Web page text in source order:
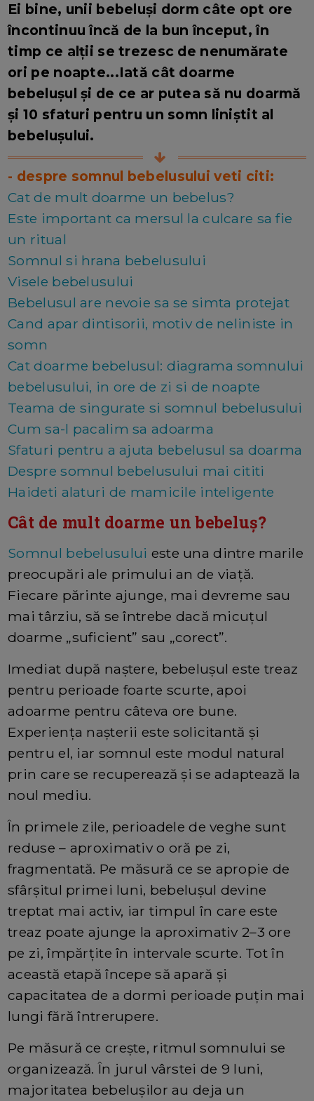
Ei bine, unii bebeluși dorm câte opt ore
încontinuu încă de la bun început, în
timp ce alții se trezesc de nenumărate
ori pe noapte...Iată cât doarme
bebelușul și de ce ar putea să nu doarmă
și 10 sfaturi pentru un somn liniștit al
bebelușului.
- despre somnul bebelusului veti citi:
Cat de mult doarme un bebelus?
Este important ca mersul la culcare sa fie
un ritual
Somnul si hrana bebelusului
Visele bebelusului
Bebelusul are nevoie sa se simta protejat
Cand apar dintisorii, motiv de neliniste in
somn
Cat doarme bebelusul: diagrama somnului
bebelusului, in ore de zi si de noapte
Teama de singurate si somnul bebelusului
Cum sa-l pacalim sa adoarma
Sfaturi pentru a ajuta bebelusul sa doarma
Despre somnul bebelusului mai cititi
Haideti alaturi de mamicile inteligente
Cât de mult doarme un bebeluș?
Somnul bebelusului este una dintre marile
preocupări ale primului an de viață.
Fiecare părinte ajunge, mai devreme sau
mai târziu, să se întrebe dacă micuțul
doarme „suficient” sau „corect”.
Imediat după naștere, bebelușul este treaz
pentru perioade foarte scurte, apoi
adoarme pentru câteva ore bune.
Experiența nașterii este solicitantă și
pentru el, iar somnul este modul natural
prin care se recuperează și se adaptează la
noul mediu.
În primele zile, perioadele de veghe sunt
reduse – aproximativ o oră pe zi,
fragmentată. Pe măsură ce se apropie de
sfârșitul primei luni, bebelușul devine
treptat mai activ, iar timpul în care este
treaz poate ajunge la aproximativ 2–3 ore
pe zi, împărțite în intervale scurte. Tot în
această etapă începe să apară și
capacitatea de a dormi perioade puțin mai
lungi fără întrerupere.
Pe măsură ce crește, ritmul somnului se
organizează. În jurul vârstei de 9 luni,
majoritatea bebelușilor au deja un